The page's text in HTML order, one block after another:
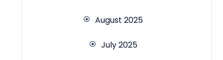
August 2025
July 2025